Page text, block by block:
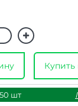
Купить
шт